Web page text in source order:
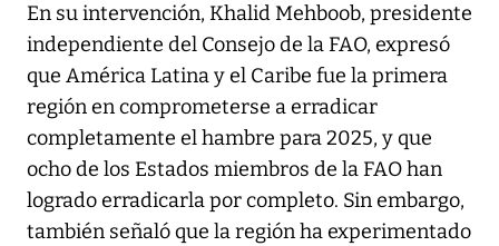
En su intervención, Khalid Mehboob, presidente
independiente del Consejo de la FAO, expresó
que América Latina y el Caribe fue la primera
región en comprometerse a erradicar
completamente el hambre para 2025, y que
ocho de los Estados miembros de la FAO han
logrado erradicarla por completo. Sin embargo,
también señaló que la región ha experimentado